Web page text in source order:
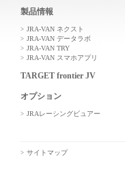
製品情報
JRA-VAN ネクスト
JRA-VAN データラボ
JRA-VAN TRY
JRA-VAN スマホアプリ
TARGET frontier JV
オプション
JRAレーシングビュアー
サイトマップ